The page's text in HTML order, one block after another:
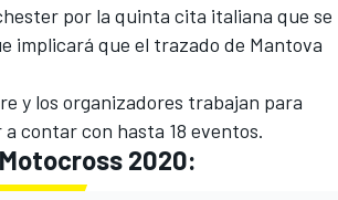
por la quinta cita italiana que se
implicará que el trazado de Mantova
y los organizadores trabajan para
contar con hasta 18 eventos.
2020: